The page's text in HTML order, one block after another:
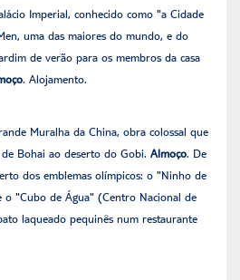
Imperial, conhecido como "a Cidade
uma das maiores do mundo, e do
de verão para os membros da casa
. Alojamento.
Muralha da China, obra colossal que
Bohai ao deserto do Gobi. Almoço. De
dos emblemas olímpicos: o "Ninho de
o "Cubo de Água" (Centro Nacional de
laqueado pequinês num restaurante